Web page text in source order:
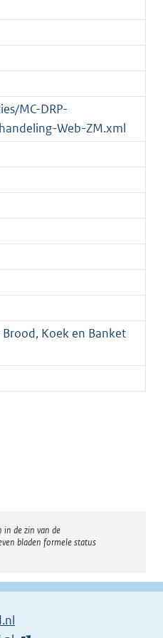
MC-DRP-
Web-ZM.xml
Koek en Banket
in de zin van de
bladen formele status